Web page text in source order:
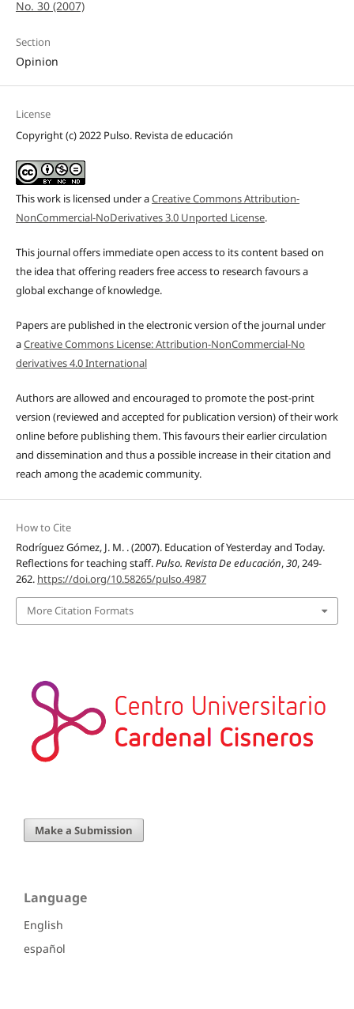
No. 30 (2007)
Section
Opinion
License
Copyright (c) 2022 Pulso. Revista de educación
This work is licensed under aCreative Commons Attribution-
NonCommercial-NoDerivatives 3.0 Unported License.
This journal offers immediate open access to its content based on
the idea that offering readers free access to research favours a
global exchange of knowledge.
Papers are published in the electronic version of the journal under
aCreative Commons License: Attribution-NonCommercial-No
derivatives 4.0 International
Authors are allowed and encouraged to promote the post-print
version (reviewed and accepted for publication version) of their work
online before publishing them. This favours their earlier circulation
and dissemination and thus a possible increase in their citation and
reach among the academic community.
How to Cite
Rodríguez Gómez, J. M. . (2007). Education of Yesterday and Today.
Reflections for teaching staff.Pulso. Revista De educación,30, 249-
262. https://doi.org/10.58265/pulso.4987
More Citation Formats
Make a Submission
Language
English
español